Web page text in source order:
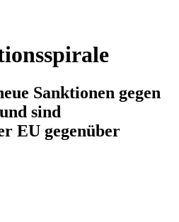
Sanktionen gegen
sind
EU gegenüber